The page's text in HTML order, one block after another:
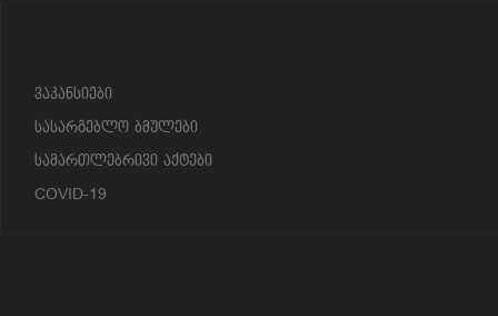
ვაკანსიები
სასარგებლო ბმულები
სამართლებრივი აქტები
COVID-19